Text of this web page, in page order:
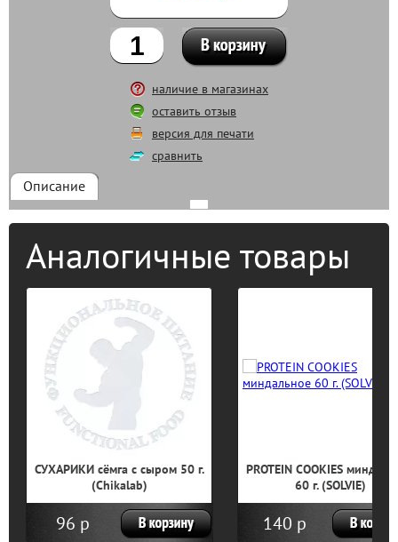
наличие в магазинах
оставить отзыв
версия для печати
сравнить
Описание
Аналогичные товары
СУХАРИКИ сёмга с сыром 50 г.
(Chikalab)
96 р
PROTEIN COOKIES
60 г. (SOLVIE)
140 р